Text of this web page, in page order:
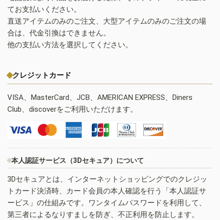
てお支払いください。
直送アイテムのみのご注文、大型アイテムのみのご注文の場
合は、代金引換はできません。
他の支払い方法を選択してください。
クレジットカード
VISA、MasterCard、JCB、AMERICAN EXPRESS、Diners
Club、discoverをご利用いただけます。
本人認証サービス（3Dセキュア）について
3Dセキュアとは、インターネットショッピングでのクレジッ
トカード決済時、カード会員の本人確認を行う「本人認証サ
ービス」の仕組みです。ワンタイムパスワードを利用して、
第三者によるなりすましを防ぎ、不正利用を防止します。